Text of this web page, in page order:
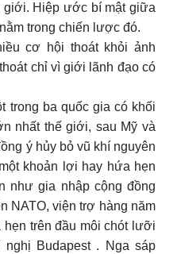
giới. Hiệp ước bí mật giữa
trong chiến lược đó.
cơ hội thoát khỏi ảnh
chỉ vì giới lãnh đạo có
trong ba quốc gia có khối
nhất thế giới, sau Mỹ và
ý hủy bỏ vũ khí nguyên
khoản lợi hay hứa hẹn
như gia nhập cộng đồng
NATO, viện trợ hàng năm
trên đầu môi chót lưỡi
Budapest . Nga sáp